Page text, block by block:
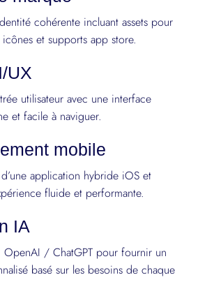
cohérente incluant assets pour
icônes et supports app store.
UX
utilisateur avec une interface
et facile à naviguer.
mobile
application hybride iOS et
fluide et performante.
IA
OpenAI / ChatGPT pour fournir un
basé sur les besoins de chaque